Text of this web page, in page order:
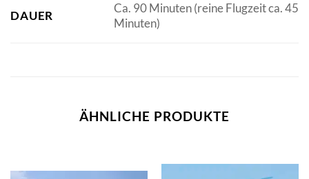
DAUER
Ca. 90 Minuten (reine Flugzeit ca. 45
Minuten)
ÄHNLICHE PRODUKTE